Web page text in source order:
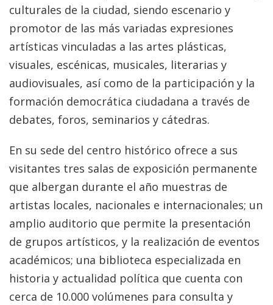
culturales de la ciudad, siendo escenario y
promotor de las más variadas expresiones
artísticas vinculadas a las artes plásticas,
visuales, escénicas, musicales, literarias y
audiovisuales, así como de la participación y la
formación democrática ciudadana a través de
debates, foros, seminarios y cátedras.
En su sede del centro histórico ofrece a sus
visitantes tres salas de exposición permanente
que albergan durante el año muestras de
artistas locales, nacionales e internacionales; un
amplio auditorio que permite la presentación
de grupos artísticos, y la realización de eventos
académicos; una biblioteca especializada en
historia y actualidad política que cuenta con
cerca de 10.000 volúmenes para consulta y